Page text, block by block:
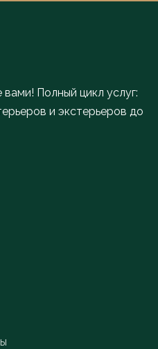
Полный цикл услуг:
и экстерьеров до